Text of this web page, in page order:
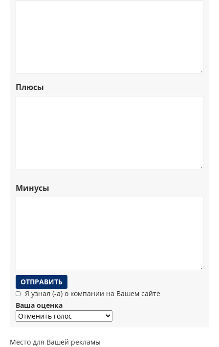
Плюсы
Минусы
Я узнал (-а) о компании на Вашем сайте
Ваша оценка
Место для Вашей рекламы